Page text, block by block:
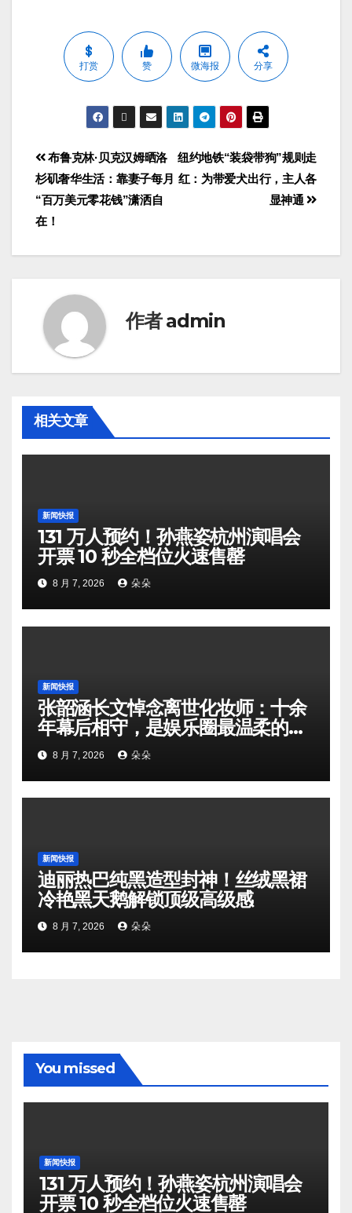
打赏 赞 微海报 分享
纽约地铁“装袋带狗”规则走
红：为带爱犬出行，主人各
显神通
布鲁克林·贝克汉姆晒洛
杉矶奢华生活：靠妻子每月
“百万美元零花钱”潇洒自
在！
作者admin
相关文章
新闻快报
131 万人预约！孙燕姿杭州演唱会
开票 10 秒全档位火速售罄
8 月 7, 2026 朵朵
新闻快报
张韶涵长文悼念离世化妆师：十余
年幕后相守，是娱乐圈最温柔的双
向奔赴
8 月 7, 2026 朵朵
新闻快报
迪丽热巴纯黑造型封神！丝绒黑裙
冷艳黑天鹅解锁顶级高级感
8 月 7, 2026 朵朵
You missed
新闻快报
131 万人预约！孙燕姿杭州演唱会
开票 10 秒全档位火速售罄